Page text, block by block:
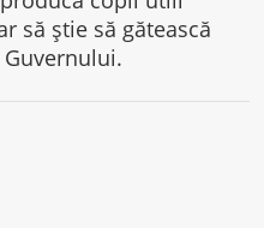
să știe să gătească